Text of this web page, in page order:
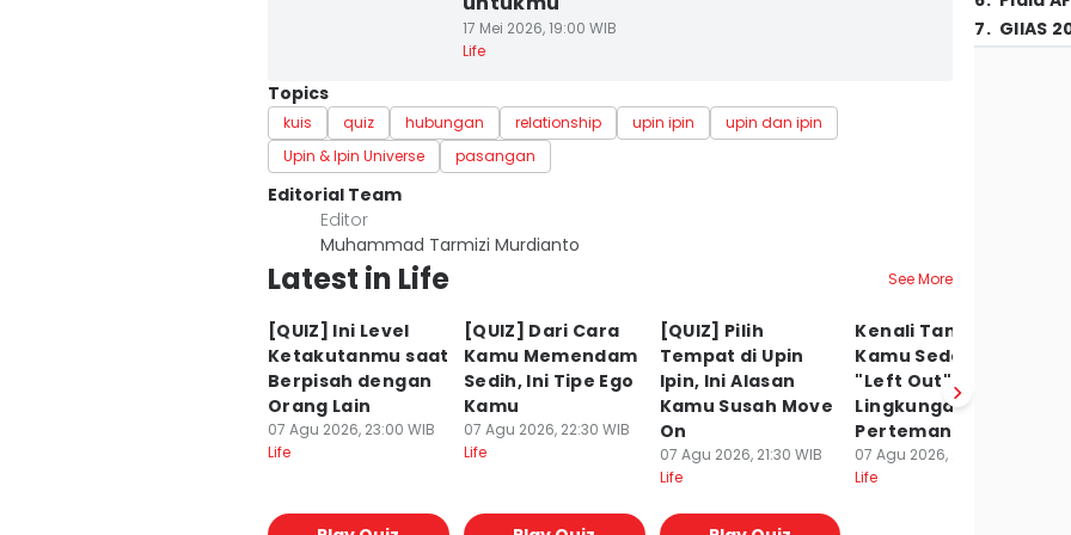
17 Mei 2026, 19:00 WIB
Life
Topics
kuis quiz hubungan relationship upin ipin
upin dan ipin
Upin & Ipin Universe
pasangan
Editorial Team
Editor
Muhammad Tarmizi Murdianto
Latest in Life See More
[QUIZ] Ini Level
Ketakutanmu saat
Berpisah dengan
Orang Lain
07 Agu 2026, 23:00 WIB
Life
[QUIZ] Dari Cara
Kamu Memendam
Sedih, Ini Tipe Ego
Kamu
07 Agu 2026, 22:30 WIB
Life
[QUIZ] Pilih
Tempat di Upin
Ipin, Ini Alasan
Kamu Susah Move
On
07 Agu 2026, 21:30 WIB
Life
Kenali Tanda
Kamu Sedang
"Left Out" di
Lingkungan
Pertemanan
07 Agu 2026, 21:03 WIB
Life
7. GIIAS